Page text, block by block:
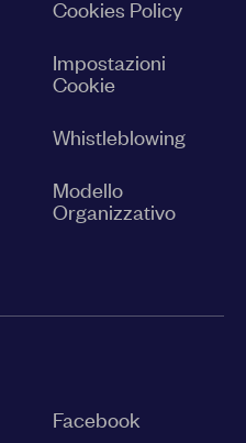
Cookies Policy
Impostazioni
Cookie
Whistleblowing
Modello
Organizzativo
Facebook